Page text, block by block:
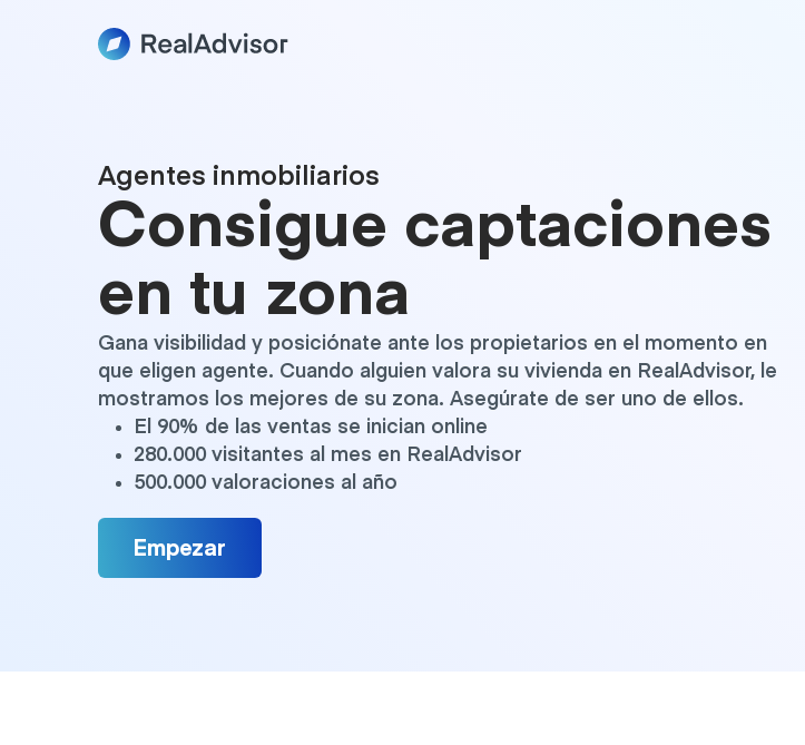
Agentes inmobiliarios
Consigue captaciones
en tu zona
Gana visibilidad y posiciónate ante los propietarios en el momento en
que eligen agente. Cuando alguien valora su vivienda en RealAdvisor, le
mostramos los mejores de su zona. Asegúrate de ser uno de ellos.
El 90% de las ventas se inician online
280.000 visitantes al mes en RealAdvisor
500.000 valoraciones al año
Empezar